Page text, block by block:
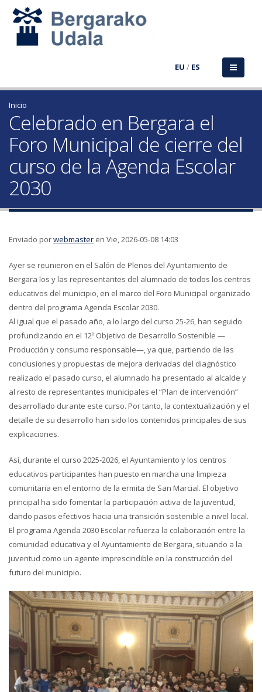
EU / ES
Inicio
Celebrado en Bergara el
Foro Municipal de cierre del
curso de la Agenda Escolar
2030
Enviado porwebmaster en Vie, 2026-05-08 14:03
Ayer se reunieron en el Salón de Plenos del Ayuntamiento de
Bergara los y las representantes del alumnado de todos los centros
educativos del municipio, en el marco del Foro Municipal organizado
dentro del programa Agenda Escolar 2030.
Al igual que el pasado año, a lo largo del curso 25-26, han seguido
profundizando en el 12º Objetivo de Desarrollo Sostenible —
Producción y consumo responsable—, ya que, partiendo de las
conclusiones y propuestas de mejora derivadas del diagnóstico
realizado el pasado curso, el alumnado ha presentado al alcalde y
al resto de representantes municipales el “Plan de intervención”
desarrollado durante este curso. Por tanto, la contextualización y el
detalle de su desarrollo han sido los contenidos principales de sus
explicaciones.
Así, durante el curso 2025-2026, el Ayuntamiento y los centros
educativos participantes han puesto en marcha una limpieza
comunitaria en el entorno de la ermita de San Marcial. El objetivo
principal ha sido fomentar la participación activa de la juventud,
dando pasos efectivos hacia una transición sostenible a nivel local.
El programa Agenda 2030 Escolar refuerza la colaboración entre la
comunidad educativa y el Ayuntamiento de Bergara, situando a la
juventud como un agente imprescindible en la construcción del
futuro del municipio.